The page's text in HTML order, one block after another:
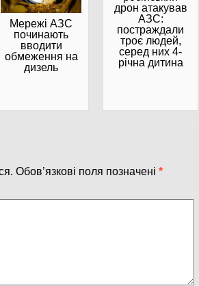
Мережі АЗС
починають
вводити
обмеження на
дизель
дрон атакував
АЗС:
постраждали
троє людей,
серед них 4-
річна дитина
Обов’язкові поля позначені *